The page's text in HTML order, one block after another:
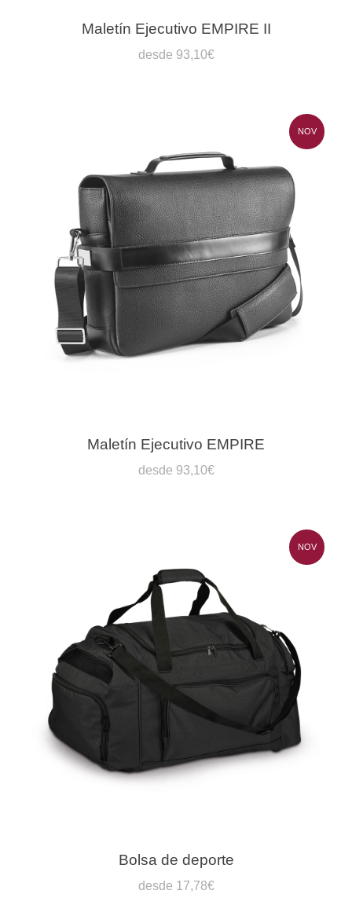
Maletín Ejecutivo EMPIRE II
desde 93,10€
NOV
Maletín Ejecutivo EMPIRE
desde 93,10€
NOV
Bolsa de deporte
desde 17,78€